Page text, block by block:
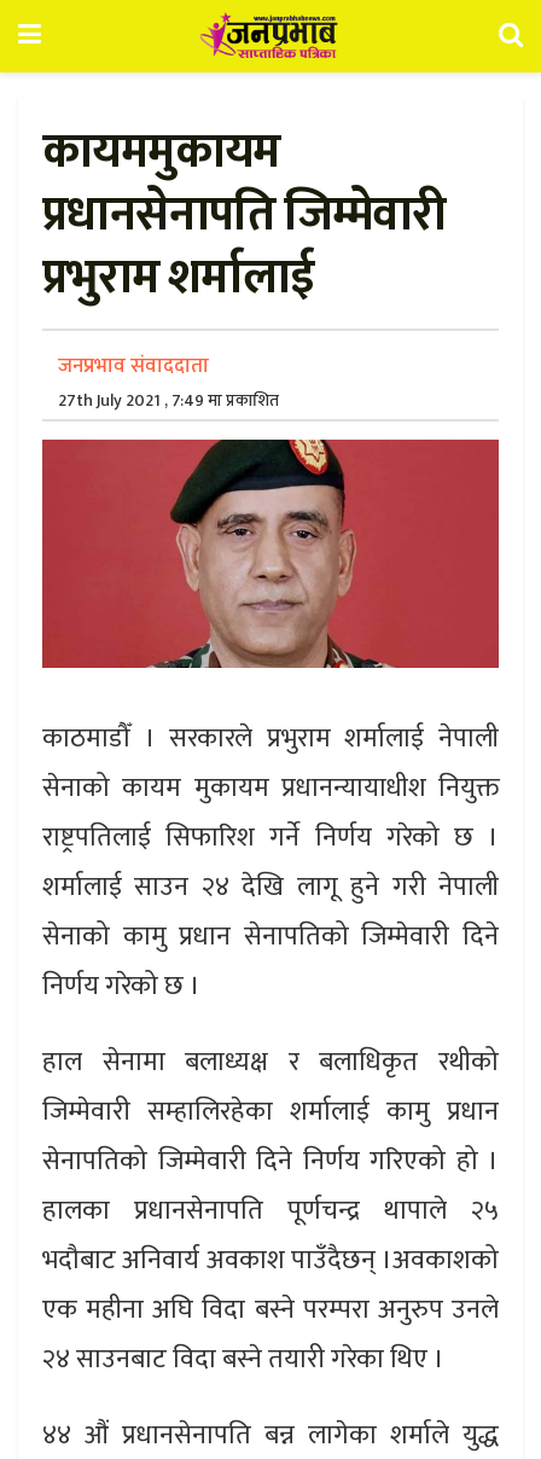
कायममुकायम
प्रधानसेनापति जिम्मेवारी
प्रभुराम शर्मालाई
जनप्रभाव संवाददाता
27th July 2021 , 7:49 मा प्रकाशित
काठमाडौँ । सरकारले प्रभुराम शर्मालाई नेपाली
सेनाको कायम मुकायम प्रधानन्यायाधीश नियुक्त
राष्ट्रपतिलाई सिफारिश गर्ने निर्णय गरेको छ ।
शर्मालाई साउन २४ देखि लागू हुने गरी नेपाली
सेनाको कामु प्रधान सेनापतिको जिम्मेवारी दिने
निर्णय गरेको छ ।
हाल सेनामा बलाध्यक्ष र बलाधिकृत रथीको
जिम्मेवारी सम्हालिरहेका शर्मालाई कामु प्रधान
सेनापतिको जिम्मेवारी दिने निर्णय गरिएको हो ।
हालका प्रधानसेनापति पूर्णचन्द्र थापाले २५
भदौबाट अनिवार्य अवकाश पाउँदैछन् ।अवकाशको
एक महीना अघि विदा बस्ने परम्परा अनुरुप उनले
२४ साउनबाट विदा बस्ने तयारी गरेका थिए ।
४४ औं प्रधानसेनापति बन्न लागेका शर्माले युद्ध